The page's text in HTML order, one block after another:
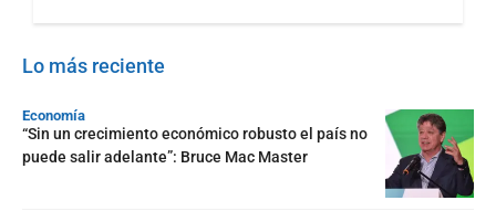
Lo más reciente
Economía
“Sin un crecimiento económico robusto el país no
puede salir adelante”: Bruce Mac Master